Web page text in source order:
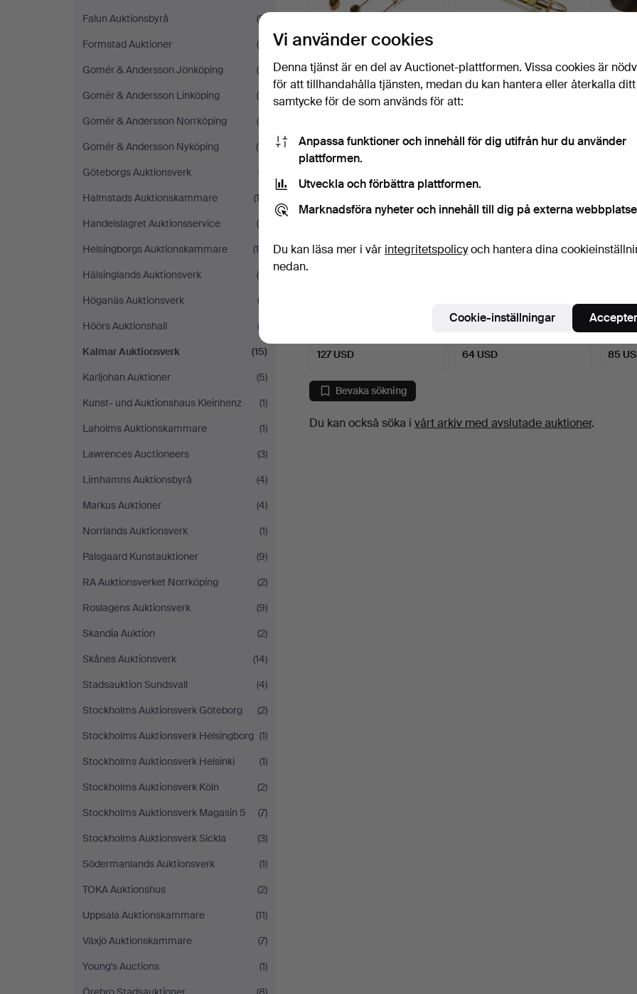
Falun Auktionsbyrå
(5)
Formstad Auktioner
(4)
Gomér & Andersson Jönköping
(6)
Gomér & Andersson Linköping
(4)
Gomér & Andersson Norrköping
(8)
Gomér & Andersson Nyköping
(11)
Göteborgs Auktionsverk
(7)
Halmstads Auktionskammare
(12)
Handelslagret Auktionsservice
(4)
Helsingborgs Auktionskammare
(10)
Hälsinglands Auktionsverk
(5)
Höganäs Auktionsverk
(2)
Höörs Auktionshall
(3)
Kalmar Auktionsverk
(15)
Karljohan Auktioner
(5)
Kunst- und Auktionshaus Kleinhenz
(1)
Laholms Auktionskammare
(1)
Lawrences Auctioneers
(3)
Limhamns Auktionsbyrå
(4)
Markus Auktioner
(4)
Norrlands Auktionsverk
(1)
Palsgaard Kunstauktioner
(9)
RA Auktionsverket Norrköping
(2)
Roslagens Auktionsverk
(9)
Skandia Auktion
(2)
Skånes Auktionsverk
(14)
Stadsauktion Sundsvall
(4)
Stockholms Auktionsverk Göteborg
(2)
Stockholms Auktionsverk Helsingborg (1)
Stockholms Auktionsverk Helsinki
(1)
Stockholms Auktionsverk Köln
(2)
Stockholms Auktionsverk Magasin 5
(7)
Stockholms Auktionsverk Sickla
(3)
Södermanlands Auktionsverk
(1)
TOKA Auktionshus
(2)
Uppsala Auktionskammare
(11)
Växjö Auktionskammare
(7)
Young's Auctions
(1)
VÄGGLJUSSTAKAR
"Pendel" S…
4 dagar
2 bud
VÄGGLJUSSTAKAR, 1 par,
mä…
4 dagar
5 bud
5 dagar
127 USD
6 dagar
64 USD
8
85
Bevaka sökning
Du kan också söka ivårt arkiv med avslutade auktioner.
Vi använder cookies
Denna tjänst är en del av Auctionet-plattformen. Vissa cookies är
för att tillhandahålla tjänsten, medan du kan hantera eller återkalla ditt
samtycke för de som används för att:
Anpassa funktioner och innehåll för dig utifrån hur du använder
plattformen.
Utveckla och förbättra plattformen.
Marknadsföra nyheter och innehåll till dig på externa
Du kan läsa mer i vår integritetspolicyoch hantera dina
nedan.
Cookie-inställningar